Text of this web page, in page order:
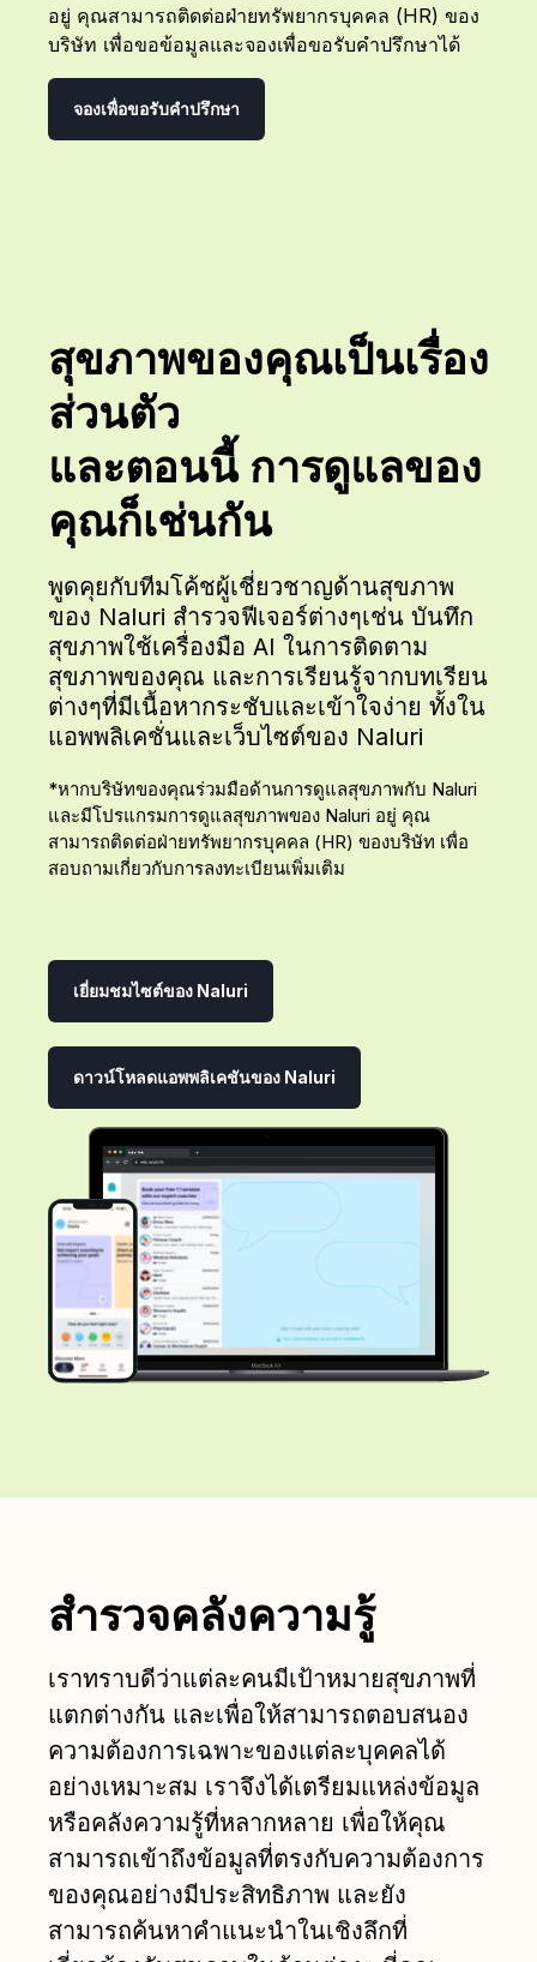
อยู่ คุณสามารถติดต่อฝ่ายทรัพยากรบุคคล (HR) ของ
บริษัท เพื่อขอข้อมูลและจองเพื่อขอรับคำปรึกษาได้
จองเพื่อขอรับคำปรึกษา
สุขภาพของคุณเป็นเรื่อง
ส่วนตัว
และตอนนี้ การดูแลของ
คุณก็เช่นกัน
พูดคุยกับทีมโค้ชผู้เชี่ยวชาญด้านสุขภาพ
ของ Naluri สำรวจฟีเจอร์ต่างๆเช่น บันทึก
สุขภาพใช้เครื่องมือ AI ในการติดตาม
สุขภาพของคุณ และการเรียนรู้จากบทเรียน
ต่างๆที่มีเนื้อหากระชับและเข้าใจง่าย ทั้งใน
แอพพลิเคชั่นและเว็บไซต์ของ Naluri
*หากบริษัทของคุณร่วมมือด้านการดูแลสุขภาพกับ Naluri
และมีโปรแกรมการดูแลสุขภาพของ Naluri อยู่ คุณ
สามารถติดต่อฝ่ายทรัพยากรบุคคล (HR) ของบริษัท เพื่อ
สอบถามเกี่ยวกับการลงทะเบียนเพิ่มเติม
เยี่ยมชมไซต์ของ Naluri
ดาวน์โหลดแอพพลิเคชันของ Naluri
สำรวจคลังความรู้
เราทราบดีว่าแต่ละคนมีเป้าหมายสุขภาพที่
แตกต่างกัน และเพื่อให้สามารถตอบสนอง
ความต้องการเฉพาะของแต่ละบุคคลได้
อย่างเหมาะสม เราจึงได้เตรียมแหล่งข้อมูล
หรือคลังความรู้ที่หลากหลาย เพื่อให้คุณ
สามารถเข้าถึงข้อมูลที่ตรงกับความต้องการ
ของคุณอย่างมีประสิทธิภาพ และยัง
สามารถค้นหาคำแนะนำในเชิงลึกที่